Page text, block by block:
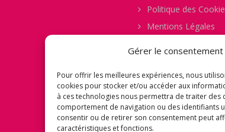
Gérer le consentement
Pour offrir les meilleures expériences, nous
cookies pour stocker et/ou accéder aux
à ces technologies nous permettra de traiter des
comportement de navigation ou des identifiants
consentir ou de retirer son consentement peut
caractéristiques et fonctions.
Politique des
Mentions Légales
Fiche de Pré-
Formulaire de
Captation d’Images et